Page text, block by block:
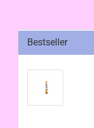
Bestseller